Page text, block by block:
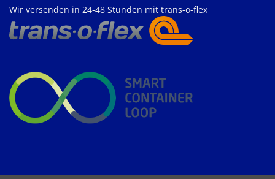
Wir versenden in 24-48 Stunden mit trans-o-flex